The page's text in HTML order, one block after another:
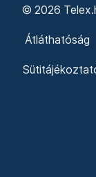
© 2026
Átláthatóság